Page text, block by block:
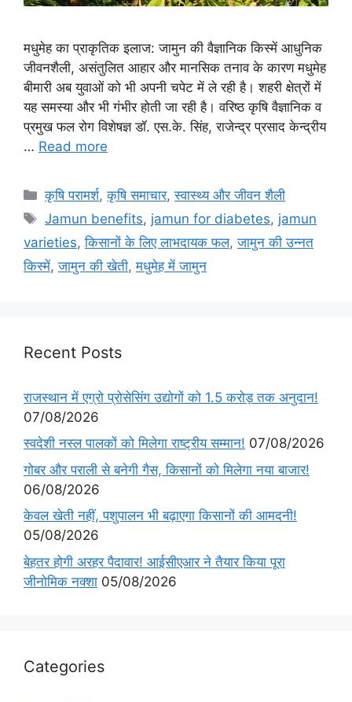
मधुमेह का प्राकृतिक इलाज: जामुन की वैज्ञानिक किस्में आधुनिक
जीवनशैली, असंतुलित आहार और मानसिक तनाव के कारण मधुमेह
बीमारी अब युवाओं को भी अपनी चपेट में ले रही है। शहरी क्षेत्रों में
यह समस्या और भी गंभीर होती जा रही है। वरिष्ठ कृषि वैज्ञानिक व
प्रमुख फल रोग विशेषज्ञ डॉ. एस.के. सिंह, राजेन्द्र प्रसाद केन्द्रीय
… Read more
कृषि परामर्श,कृषि समाचार,स्वास्थ्य और जीवन शैली
Jamun benefits, jamun for diabetes, jamun
varieties,किसानों के लिए लाभदायक फल,जामुन की उन्नत
किस्में,जामुन की खेती,मधुमेह में जामुन
Recent Posts
राजस्थान में एग्रो प्रोसेसिंग उद्योगों को 1.5 करोड़ तक अनुदान!
07/08/2026
स्वदेशी नस्ल पालकों को मिलेगा राष्ट्रीय सम्मान! 07/08/2026
गोबर और पराली से बनेगी गैस, किसानों को मिलेगा नया बाजार!
06/08/2026
केवल खेती नहीं, पशुपालन भी बढ़ाएगा किसानों की आमदनी!
05/08/2026
बेहतर होगी अरहर पैदावार! आईसीएआर ने तैयार किया पूरा
जीनोमिक नक्शा 05/08/2026
Categories